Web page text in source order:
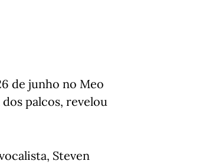
de junho no Meo
palcos, revelou
Steven